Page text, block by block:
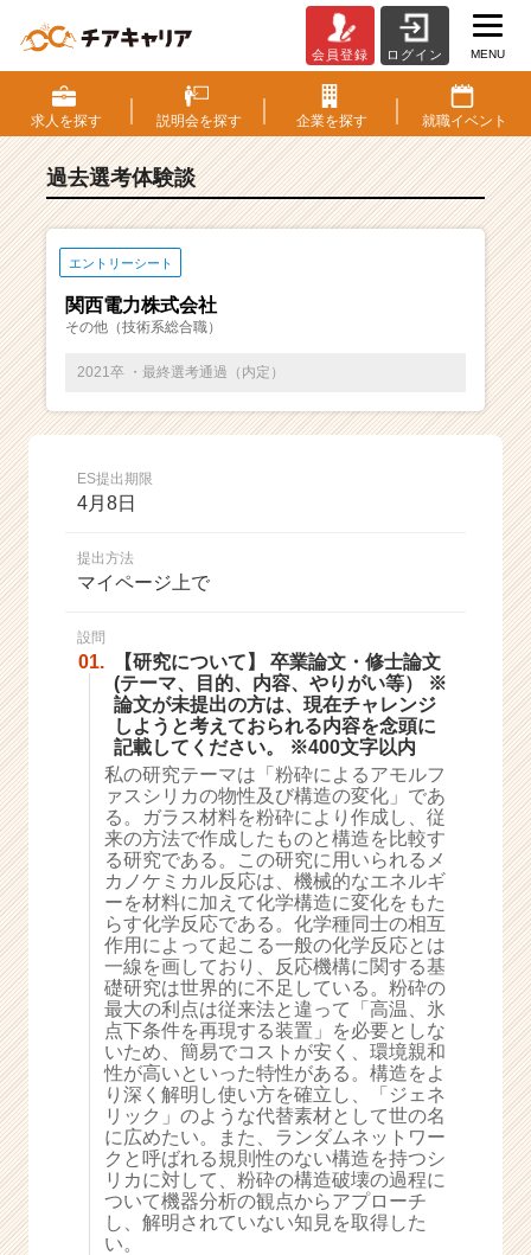
S・
選
考
験
ベ
ン
チ
ー・
成
ス
ト
が
届
く
就
活
サ
イ
ト
チ
ア
キ
ャ
リ
ア
（C
h
e
e
r
C
a
r
e
会員登録 ログイン MENU
求人を探す 説明会を探す 企業を探す 就職イベント
過去選考体験談
エントリーシート
関西電力株式会社
その他（技術系総合職）
2021卒 ・最終選考通過（内定）
ES提出期限
4月8日
提出方法
マイページ上で
設問
01.
【研究について】 卒業論文・修士論文
(テーマ、目的、内容、やりがい等） ※
論文が未提出の方は、現在チャレンジ
しようと考えておられる内容を念頭に
記載してください。 ※400文字以内
私の研究テーマは「粉砕によるアモルフ
ァスシリカの物性及び構造の変化」であ
る。ガラス材料を粉砕により作成し、従
来の方法で作成したものと構造を比較す
る研究である。この研究に用いられるメ
カノケミカル反応は、機械的なエネルギ
ーを材料に加えて化学構造に変化をもた
らす化学反応である。化学種同士の相互
作用によって起こる一般の化学反応とは
一線を画しており、反応機構に関する基
礎研究は世界的に不足している。粉砕の
最大の利点は従来法と違って「高温、氷
点下条件を再現する装置」を必要としな
いため、簡易でコストが安く、環境親和
性が高いといった特性がある。構造をよ
り深く解明し使い方を確立し、「ジェネ
リック」のような代替素材として世の名
に広めたい。また、ランダムネットワー
クと呼ばれる規則性のない構造を持つシ
リカに対して、粉砕の構造破壊の過程に
ついて機器分析の観点からアプローチ
し、解明されていない知見を取得した
い。